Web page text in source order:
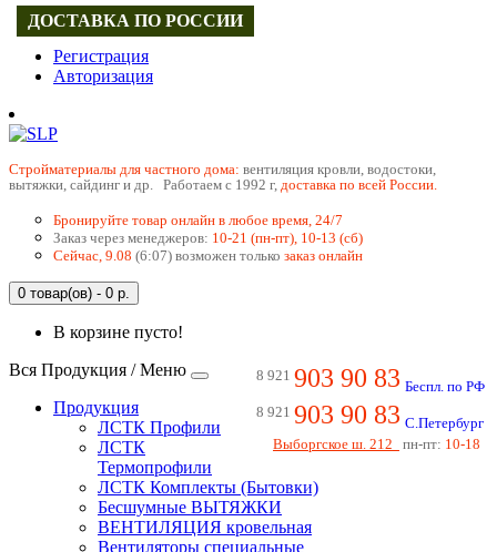
Регистрация
Авторизация
Cтройматериалы для частного дома: вентиляция кровли, водостоки,
вытяжки, сайдинг и др. Работаем с 1992 г, доставка по всей России.
Бронируйте товар онлайн в любое время, 24/7
Заказ через менеджеров: 10-21 (пн-пт), 10-13 (сб)
Сейчас, 9.08 (6:07) возможен только заказ онлайн
0 товар(ов) - 0 р.
В корзине пусто!
8 921 903 90 83 Беспл. по РФ
8 921 903 90 83 С.Петербург
Выборгское ш. 212
пн-пт: 10-18
Вся Продукция / Меню
Продукция
ЛСТК Профили
ЛСТК
Термопрофили
ЛСТК Комплекты (Бытовки)
Бесшумные ВЫТЯЖКИ
ВЕНТИЛЯЦИЯ кровельная
Вентиляторы специальные
ДОСТАВКА ПО РОССИИ